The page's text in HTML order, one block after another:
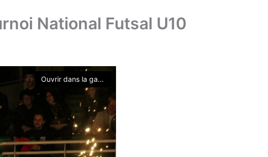
National Futsal U10
Ouvrir dans la galerie